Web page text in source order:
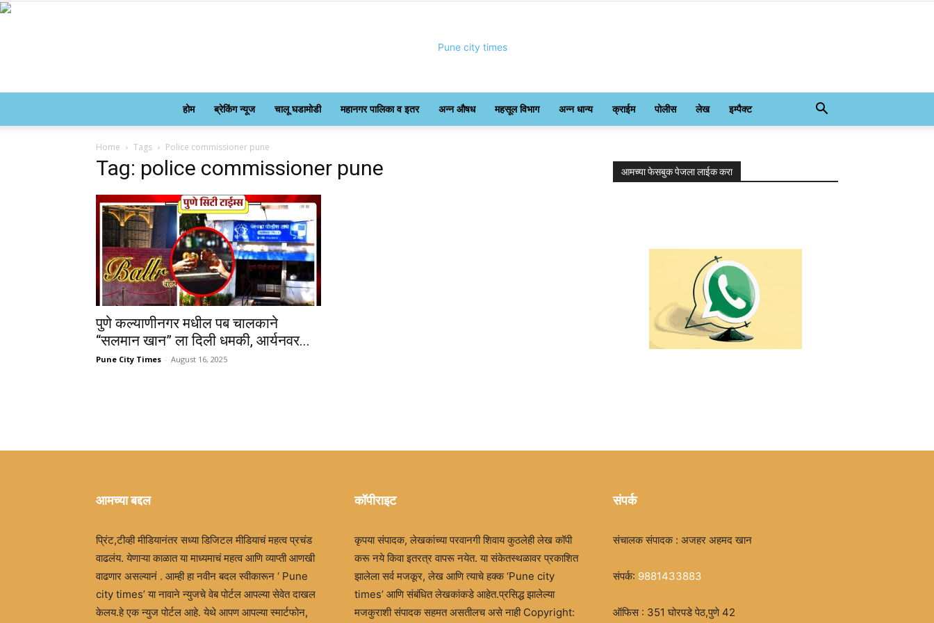
होम ब्रेकिंग न्यूज चालू घडामोडी महानगर पालिका व इतर अन्न औषध महसूल विभाग अन्न धान्य क्राईम पोलीस लेख इम्पैक्ट
Home Tags Police commissioner pune
Tag: police commissioner pune
पुणे कल्याणीनगर मधील पब चालकाने
“सलमान खान” ला दिली धमकी, आर्यनवर...
Pune City Times - August 16, 2025
आमच्या फेसबुक पेजला लाईक करा
आमच्या बद्दल
प्रिंट,टीव्ही मीडियानंतर सध्या डिजिटल मीडियाचं महत्व प्रचंड
वाढलंय. येणाऱ्या काळात या माध्यमाचं महत्व आणि व्याप्ती आणखी
वाढणार असल्यानं . आम्ही हा नवीन बदल स्वीकारून ‘ Pune
city times’ या नावाने न्युजचे वेब पोर्टल आपल्या सेवेत दाखल
केलय.हे एक न्युज पोर्टल आहे. येथे आपण आपल्या स्मार्टफोन,
कॉपीराइट
कृपया संपादक, लेखकांच्या परवानगी शिवाय कुठलेही लेख कॉपी
करू नये किवा इतरत्र वापरू नयेत. या संकेतस्थळावर प्रकाशित
झालेला सर्व मजकूर, लेख आणि त्याचे हक्क ‘Pune city
times’ आणि संबंधित लेखकांकडे आहेत.प्रसिद्ध झालेल्या
मजकुराशी संपादक सहमत असतीलच असे नाही Copyright:
संपर्क
संचालक संपादक : अजहर अहमद खान
संपर्क: 9881433883
ऑफिस : 351 घोरपडे पेठ,पुणे 42